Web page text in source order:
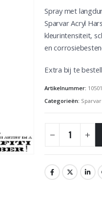
Spray met
Sparvar Acryl
kleurintensiteit,
en
Extra bij te
Artikelnummer:
Categorieën: Sparvar